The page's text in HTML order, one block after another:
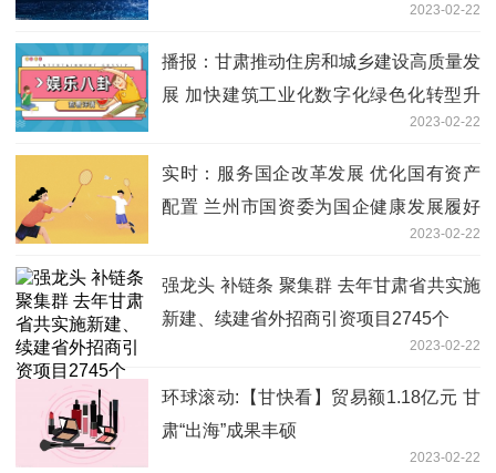
2023-02-22
播报：甘肃推动住房和城乡建设高质量发
展 加快建筑工业化数字化绿色化转型升
2023-02-22
实时：服务国企改革发展 优化国有资产
配置 兰州市国资委为国企健康发展履好
2023-02-22
强龙头 补链条 聚集群 去年甘肃省共实施
新建、续建省外招商引资项目2745个
2023-02-22
环球滚动:【甘快看】贸易额1.18亿元 甘
肃“出海”成果丰硕
2023-02-22